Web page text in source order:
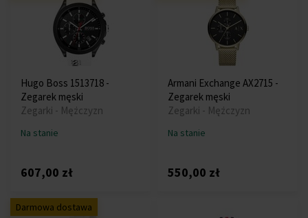
Hugo Boss 1513718 -
Zegarek męski
Zegarki - Mężczyzn
Na stanie
607,00 zł
Armani Exchange AX2715 -
Zegarek męski
Zegarki - Mężczyzn
Na stanie
550,00 zł
Darmowa dostawa